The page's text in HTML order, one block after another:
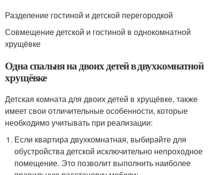
Разделение гостиной и детской перегородкой
Совмещение детской и гостиной в однокомнатной
хрущёвке
Одна спальня на двоих детей в двухкомнатной
хрущёвке
Детская комната для двоих детей в хрущёвке, также
имеет свои отличительные особенности, которые
необходимо учитывать при реализации:
Если квартира двухкомнатная, выбирайте для
обустройства детской исключительно непроходное
помещение. Это позволит выполнить наиболее